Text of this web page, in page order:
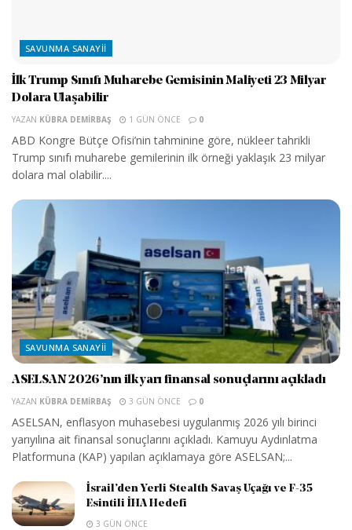
SAVUNMA SANAYII
İlk Trump Sınıfı Muharebe Gemisinin Maliyeti 23 Milyar
Dolara Ulaşabilir
YAZAN KÜBRA DEMIRBAŞ 1 GÜN ÖNCE 0
ABD Kongre Bütçe Ofisi’nin tahminine göre, nükleer tahrikli
Trump sınıfı muharebe gemilerinin ilk örneği yaklaşık 23 milyar
dolara mal olabilir....
SAVUNMA SANAYII
ASELSAN 2026’nın ilk yarı finansal sonuçlarını açıkladı
YAZAN KÜBRA DEMIRBAŞ 3 GÜN ÖNCE 0
ASELSAN, enflasyon muhasebesi uygulanmış 2026 yılı birinci
yarıyılına ait finansal sonuçlarını açıkladı. Kamuyu Aydınlatma
Platformuna (KAP) yapılan açıklamaya göre ASELSAN;...
İsrail’den Yerli Stealth Savaş Uçağı ve F-35
Esintili İHA Hedefi
3 GÜN ÖNCE